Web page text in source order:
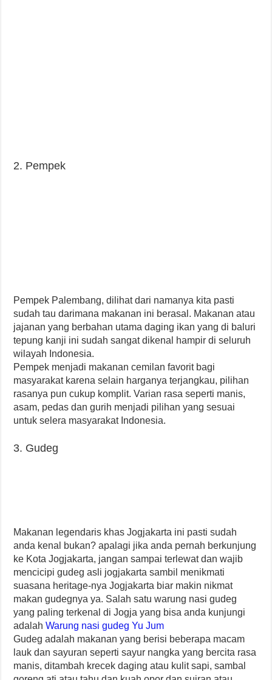
2. Pempek
Pempek Palembang, dilihat dari namanya kita pasti
sudah tau darimana makanan ini berasal. Makanan atau
jajanan yang berbahan utama daging ikan yang di baluri
tepung kanji ini sudah sangat dikenal hampir di seluruh
wilayah Indonesia.
Pempek menjadi makanan cemilan favorit bagi
masyarakat karena selain harganya terjangkau, pilihan
rasanya pun cukup komplit. Varian rasa seperti manis,
asam, pedas dan gurih menjadi pilihan yang sesuai
untuk selera masyarakat Indonesia.
3. Gudeg
Makanan legendaris khas Jogjakarta ini pasti sudah
anda kenal bukan? apalagi jika anda pernah berkunjung
ke Kota Jogjakarta, jangan sampai terlewat dan wajib
mencicipi gudeg asli jogjakarta sambil menikmati
suasana heritage-nya Jogjakarta biar makin nikmat
makan gudegnya ya. Salah satu warung nasi gudeg
yang paling terkenal di Jogja yang bisa anda kunjungi
adalahWarung nasi gudeg Yu Jum
Gudeg adalah makanan yang berisi beberapa macam
lauk dan sayuran seperti sayur nangka yang bercita rasa
manis, ditambah krecek daging atau kulit sapi, sambal